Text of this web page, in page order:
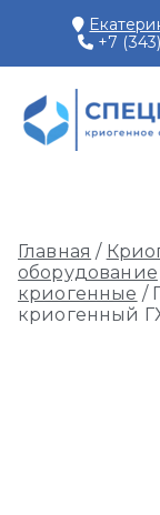
содержимому
+7
Главная /
оборудование
криогенные /
криогенный